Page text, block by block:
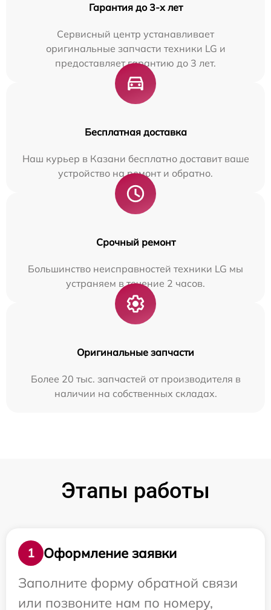
Гарантия до 3-х лет
Сервисный центр устанавливает
оригинальные запчасти техники LG и
предоставляет гарантию до 3 лет.
Бесплатная доставка
Наш курьер в Казани бесплатно доставит ваше
устройство на ремонт и обратно.
Срочный ремонт
Большинство неисправностей техники LG мы
устраняем в течение 2 часов.
Оригинальные запчасти
Более 20 тыс. запчастей от производителя в
наличии на собственных складах.
Этапы работы
1
Оформление заявки
Заполните форму обратной связи
или позвоните нам по номеру,